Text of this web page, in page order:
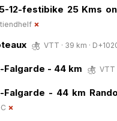
12-festibike 25 Kms
VTT · 39 km ·
Falgarde - 44 km VTT
Falgarde - 44 km